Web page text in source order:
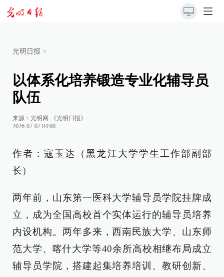
光明日报 >
以体系化培养锻造专业化辅导员
队伍
来源： 光明网-《光明日报》
2026-07-07 04:00
作者：寇玉达（黑龙江大学学生工作部副部
长）
两年前，山东第一医科大学辅导员学院挂牌成
立，成为全国高校首个实体运行的辅导员培养
内设机构。两年多来，西南民族大学、山东师
范大学、喀什大学等40余所高校相继布局成立
辅导员学院，搭建起集培养培训、教研创新、